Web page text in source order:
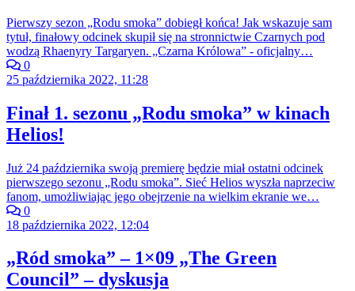
Pierwszy sezon „Rodu smoka” dobiegł końca! Jak wskazuje sam
tytuł, finałowy odcinek skupił się na stronnictwie Czarnych pod
wodzą Rhaenyry Targaryen. „Czarna Królowa” - oficjalny…
0
25 października 2022, 11:28
Finał 1. sezonu „Rodu smoka” w kinach
Helios!
Już 24 października swoją premierę będzie miał ostatni odcinek
pierwszego sezonu „Rodu smoka”. Sieć Helios wyszła naprzeciw
fanom, umożliwiając jego obejrzenie na wielkim ekranie we…
0
18 października 2022, 12:04
„Ród smoka” – 1×09 „The Green
Council” – dyskusja